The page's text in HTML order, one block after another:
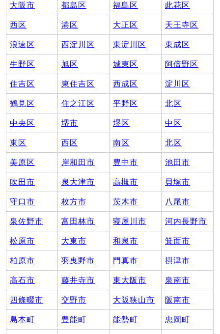
大阪市 都島区 福島区 此花区
西区 港区 大正区 天王寺区
浪速区 西淀川区 東淀川区 東成区
生野区 旭区 城東区 阿倍野区
住吉区 東住吉区 西成区 淀川区
鶴見区 住之江区 平野区 北区
中央区 堺市 堺区 中区
東区 西区 南区 北区
美原区 岸和田市 豊中市 池田市
吹田市 泉大津市 高槻市 貝塚市
守口市 枚方市 茨木市 八尾市
泉佐野市 富田林市 寝屋川市 河内長野市
松原市 大東市 和泉市 箕面市
柏原市 羽曳野市 門真市 摂津市
高石市 藤井寺市 東大阪市 泉南市
四條畷市 交野市 大阪狭山市 阪南市
島本町 豊能町 能勢町 忠岡町